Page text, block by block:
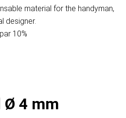
material for the handyman,
designer.
10%
Ø 4 mm